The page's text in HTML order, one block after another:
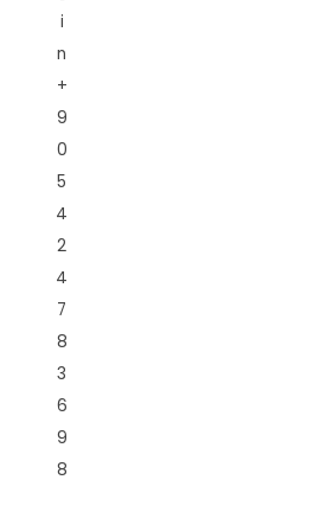
i
n
+
9
0
5
4
2
4
7
8
3
6
9
8